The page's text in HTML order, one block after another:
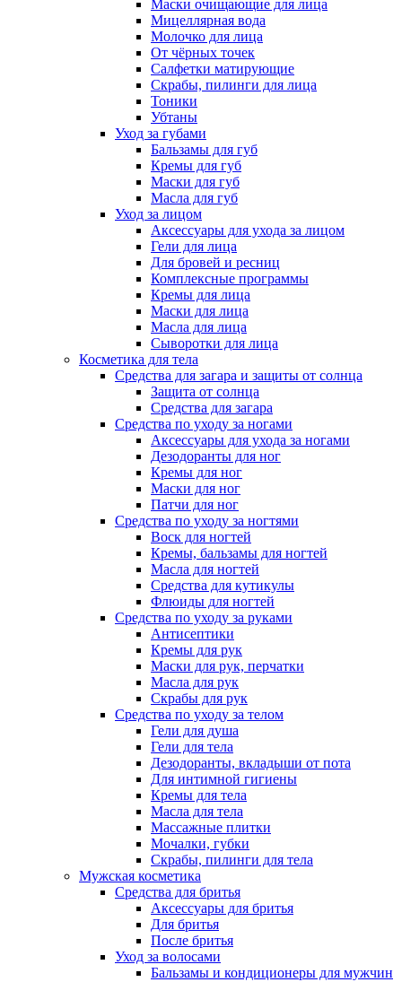
Маски очищающие для лица
Мицеллярная вода
Молочко для лица
От чёрных точек
Салфетки матирующие
Скрабы, пилинги для лица
Тоники
Убтаны
Уход за губами
Бальзамы для губ
Кремы для губ
Маски для губ
Масла для губ
Уход за лицом
Аксессуары для ухода за лицом
Гели для лица
Для бровей и ресниц
Комплексные программы
Кремы для лица
Маски для лица
Масла для лица
Сыворотки для лица
Косметика для тела
Средства для загара и защиты от солнца
Защита от солнца
Средства для загара
Средства по уходу за ногами
Аксессуары для ухода за ногами
Дезодоранты для ног
Кремы для ног
Маски для ног
Патчи для ног
Средства по уходу за ногтями
Воск для ногтей
Кремы, бальзамы для ногтей
Масла для ногтей
Средства для кутикулы
Флюиды для ногтей
Средства по уходу за руками
Антисептики
Кремы для рук
Маски для рук, перчатки
Масла для рук
Скрабы для рук
Средства по уходу за телом
Гели для душа
Гели для тела
Дезодоранты, вкладыши от пота
Для интимной гигиены
Кремы для тела
Масла для тела
Массажные плитки
Мочалки, губки
Скрабы, пилинги для тела
Мужская косметика
Средства для бритья
Аксессуары для бритья
Для бритья
После бритья
Уход за волосами
Бальзамы и кондиционеры для мужчин